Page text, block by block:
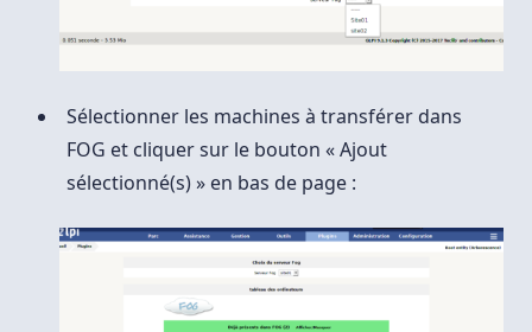
Sélectionner les machines à transférer dans
FOG et cliquer sur le bouton « Ajout
sélectionné(s) » en bas de page :